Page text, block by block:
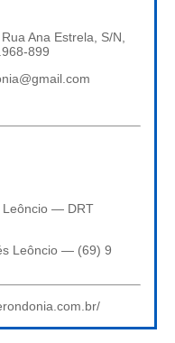
Ana Estrela, S/N,
899
Leôncio — DRT
Leôncio — (69) 9